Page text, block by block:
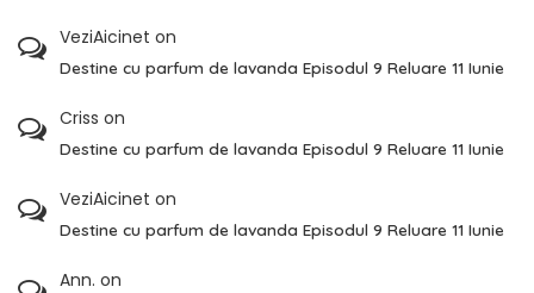
VeziAicinet on
Destine cu parfum de lavanda Episodul 9 Reluare 11 Iunie
Criss on
Destine cu parfum de lavanda Episodul 9 Reluare 11 Iunie
VeziAicinet on
Destine cu parfum de lavanda Episodul 9 Reluare 11 Iunie
Ann. on